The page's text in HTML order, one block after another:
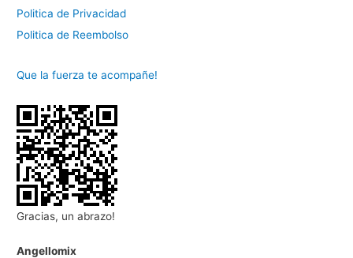
Politica de Privacidad
Politica de Reembolso
Que la fuerza te acompañe!
Gracias, un abrazo!
Angellomix